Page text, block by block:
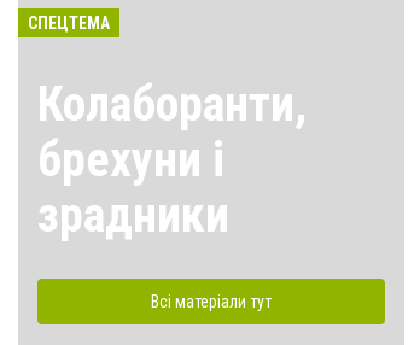
СПЕЦТЕМА
Колаборанти,
брехуни і
зрадники
Всі матеріали тут